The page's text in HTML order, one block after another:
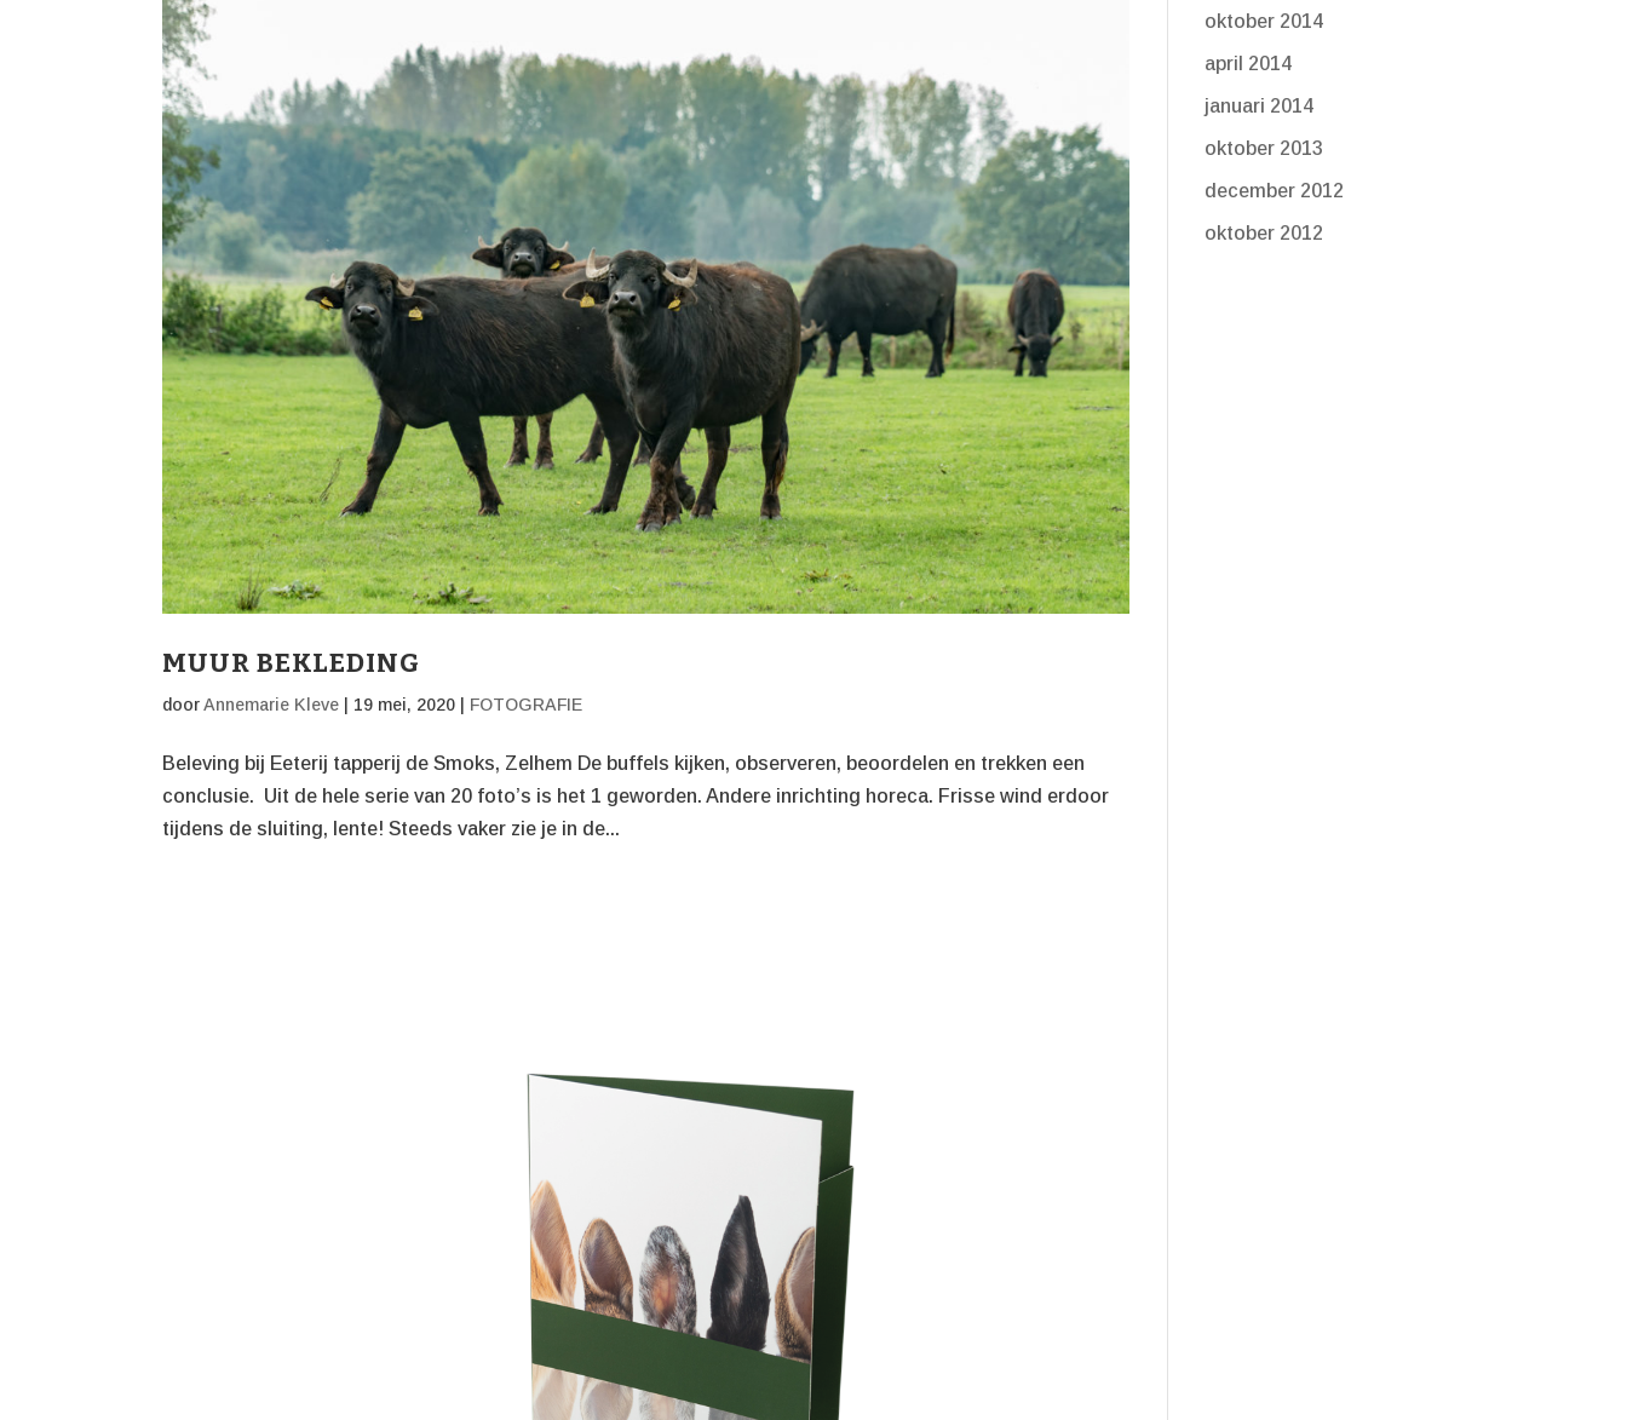
MUUR BEKLEDING
doorAnnemarie Kleve 19 mei, 2020 FOTOGRAFIE
Beleving bij Eeterij tapperij de Smoks, Zelhem De buffels kijken, observeren, beoordelen en trekken een
conclusie. Uit de hele serie van 20 foto’s is het 1 geworden. Andere inrichting horeca. Frisse wind erdoor
tijdens de sluiting, lente! Steeds vaker zie je in de...
oktober 2014
april 2014
januari 2014
oktober 2013
december 2012
oktober 2012